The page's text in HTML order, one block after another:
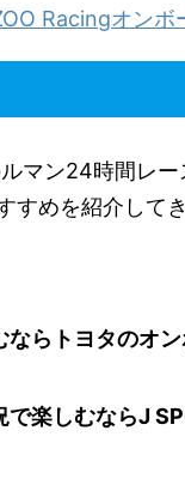
Racingオンボ
マン24時間レ
すめを紹介してき
ならトヨタのオ
で楽しむならJ